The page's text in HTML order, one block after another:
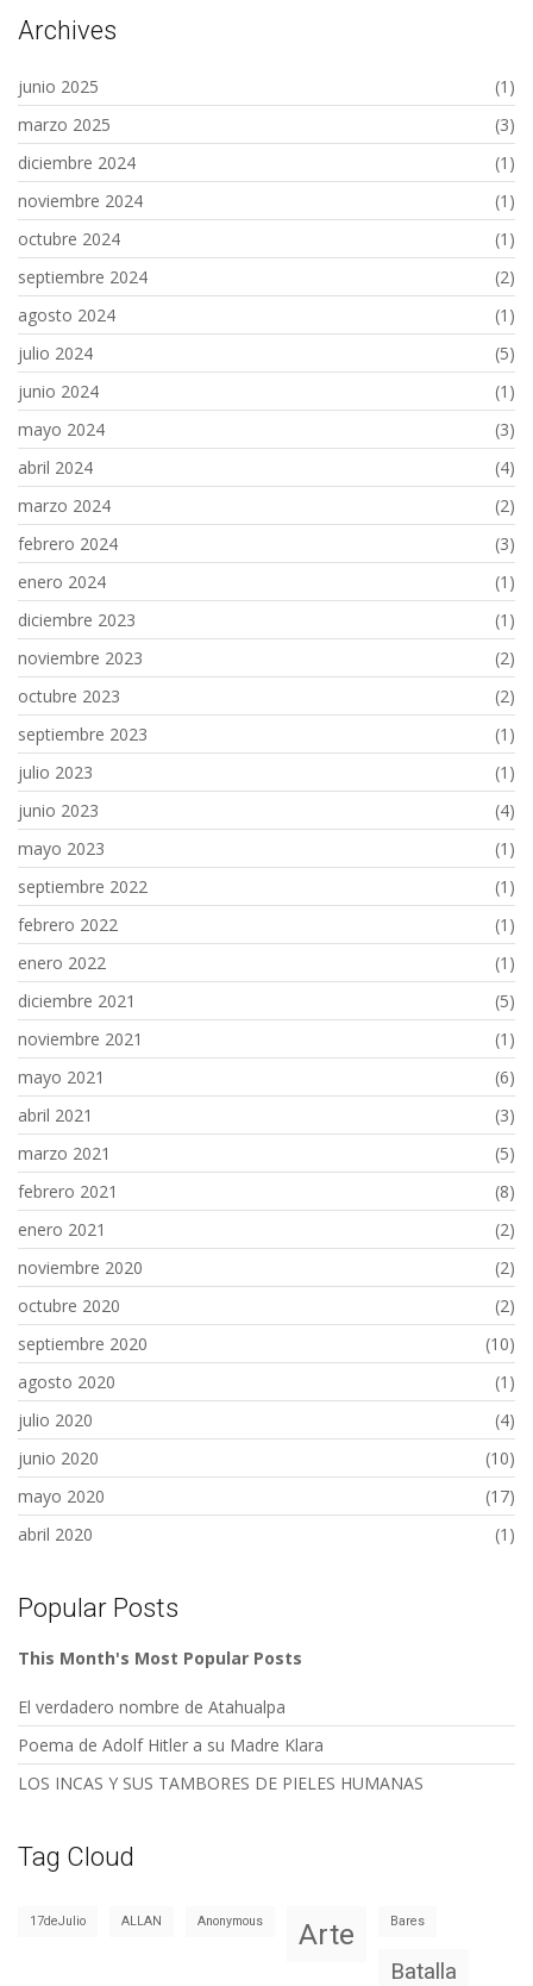
Archives
junio 2025
(1)
marzo 2025
(3)
diciembre 2024
(1)
noviembre 2024
(1)
octubre 2024
(1)
septiembre 2024
(2)
agosto 2024
(1)
julio 2024
(5)
junio 2024
(1)
mayo 2024
(3)
abril 2024
(4)
marzo 2024
(2)
febrero 2024
(3)
enero 2024
(1)
diciembre 2023
(1)
noviembre 2023
(2)
octubre 2023
(2)
septiembre 2023
(1)
julio 2023
(1)
junio 2023
(4)
mayo 2023
(1)
septiembre 2022
(1)
febrero 2022
(1)
enero 2022
(1)
diciembre 2021
(5)
noviembre 2021
(1)
mayo 2021
(6)
abril 2021
(3)
marzo 2021
(5)
febrero 2021
(8)
enero 2021
(2)
noviembre 2020
(2)
octubre 2020
(2)
septiembre 2020
(10)
agosto 2020
(1)
julio 2020
(4)
junio 2020
(10)
mayo 2020
(17)
abril 2020
(1)
Popular Posts
This Month's Most Popular Posts
El verdadero nombre de Atahualpa
Poema de Adolf Hitler a su Madre Klara
LOS INCAS Y SUS TAMBORES DE PIELES HUMANAS
Tag Cloud
17deJulio ALLAN Anonymous Arte Bares
Batalla